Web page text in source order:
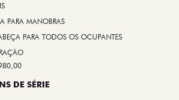
PARA MANOBRAS
PARA TODOS OS OCUPANTES
DE SÉRIE